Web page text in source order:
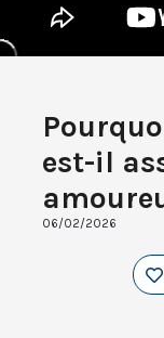
est-il
06/02/2026